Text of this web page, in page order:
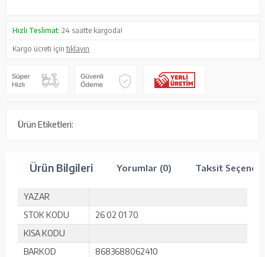
Hızlı Teslimat: 24 saatte kargoda!
Kargo ücreti içintıklayın
Ürün Etiketleri:
Ürün Bilgileri Yorumlar (0) Taksit
YAZAR
STOK KODU
26 02 01 70
KISA KODU
BARKOD
8683688062410